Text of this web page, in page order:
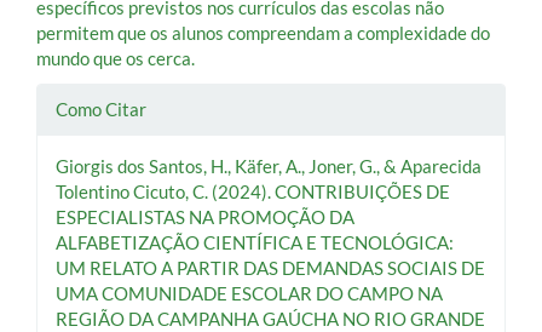
específicos previstos nos currículos das escolas não
permitem que os alunos compreendam a complexidade do
mundo que os cerca.
Detalhes
artigo
Como Citar
Giorgis dos Santos, H., Käfer, A., Joner, G., & Aparecida
Tolentino Cicuto, C. (2024). CONTRIBUIÇÕES DE
ESPECIALISTAS NA PROMOÇÃO DA
ALFABETIZAÇÃO CIENTÍFICA E TECNOLÓGICA:
UM RELATO A PARTIR DAS DEMANDAS SOCIAIS DE
UMA COMUNIDADE ESCOLAR DO CAMPO NA
REGIÃO DA CAMPANHA GAÚCHA NO RIO GRANDE